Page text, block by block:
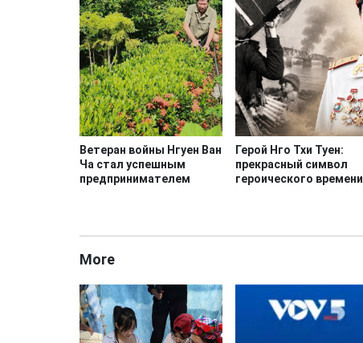
Ветеран войны Нгуен Ван
Ча стал успешным
предпринимателем
Герой Нго Тхи Туен:
прекрасный символ
героического времени
More